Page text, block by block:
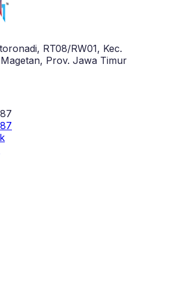
RT08/RW01, Kec.
Prov. Jawa Timur